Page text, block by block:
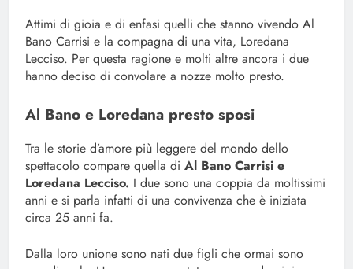
Attimi di gioia e di enfasi quelli che stanno vivendo Al
Bano Carrisi e la compagna di una vita, Loredana
Lecciso. Per questa ragione e molti altre ancora i due
hanno deciso di convolare a nozze molto presto.
Al Bano e Loredana presto sposi
Tra le storie d’amore più leggere del mondo dello
spettacolo compare quella di Al Bano Carrisi e
Loredana Lecciso. I due sono una coppia da moltissimi
anni e si parla infatti di una convivenza che è iniziata
circa 25 anni fa.
Dalla loro unione sono nati due figli che ormai sono